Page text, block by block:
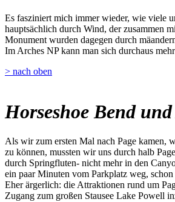
Es fasziniert mich immer wieder, wie viele
hauptsächlich durch Wind, der zusammen
Monument wurden dagegen durch
Im Arches NP kann man sich durchaus
> nach oben
Horseshoe Bend
Als wir zum ersten Mal nach Page kamen,
zu können, mussten wir uns durch halb
durch Springfluten- nicht mehr in den
ein paar Minuten vom Parkplatz weg,
Eher ärgerlich: die Attraktionen rund um
Zugang zum großen Stausee Lake Powell